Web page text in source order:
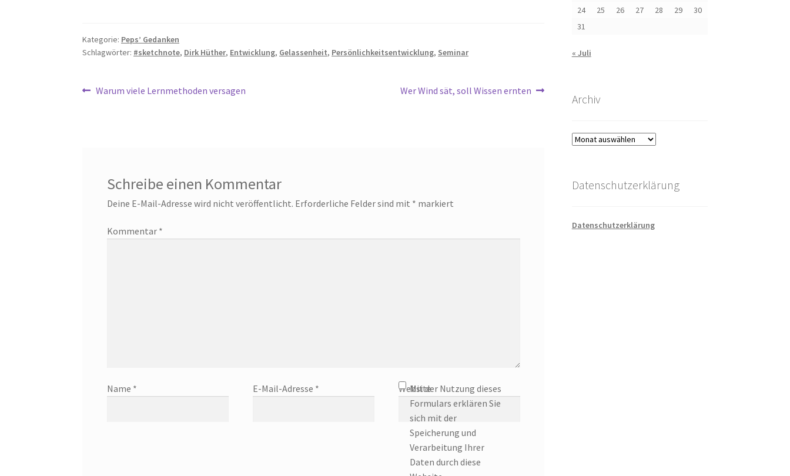
Kategorie: Peps’ Gedanken
Schlagwörter: #sketchnote, Dirk Hüther, Entwicklung, Gelassenheit, Persönlichkeitsentwicklung, Seminar
Beitragsnavigation
Vorheriger
Warum viele Lernmethoden versagen
Nächster
Wer Wind sät, soll Wissen ernten
Schreibe einen Kommentar
Deine E-Mail-Adresse wird nicht veröffentlicht. Erforderliche Felder sind mit * markiert
Kommentar *
Name * E-Mail-Adresse * Website
Mit der Nutzung dieses
Formulars erklären Sie
sich mit der
Speicherung und
Verarbeitung Ihrer
Daten durch diese
24
25 26 27 28 29
30
31
« Juli
Archiv
Archiv
Datenschutzerklärung
Datenschutzerklärung